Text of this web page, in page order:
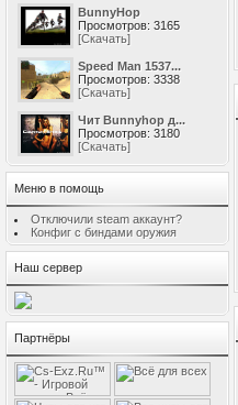
BunnyHop
Просмотров: 3165
[Скачать]
Speed Man 1537...
Просмотров: 3338
[Скачать]
Чит Bunnyhop д...
Просмотров: 3180
[Скачать]
Меню в помощь
Отключили steam аккаунт?
Конфиг с биндами оружия
Наш сервер
Партнёры